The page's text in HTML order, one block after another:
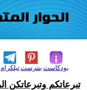
تيلكرامبنترست بودكاست
تبرعاتكم وتبرعاتكن